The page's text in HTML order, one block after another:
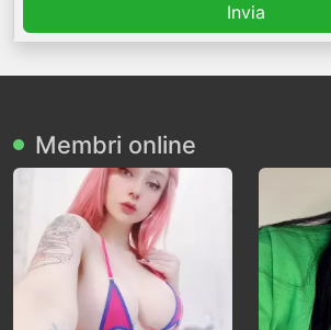
Invia
Membri online